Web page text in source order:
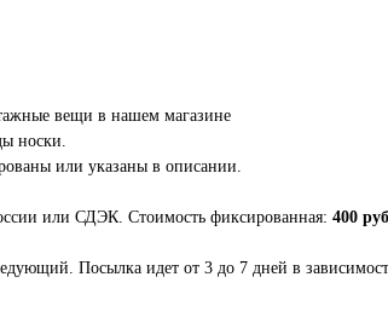
вещи в нашем магазине
носки.
или указаны в описании.
или СДЭК. Стоимость фиксированная: 400
Посылка идет от 3 до 7 дней в